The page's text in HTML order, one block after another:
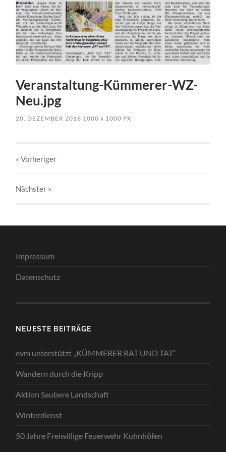
Veranstaltung-Kümmerer-WZ-
Neu.jpg
20. DEZEMBER 2016 1000x 1000 PX
« Vorheriger
Nächster »
Impressum
Datenschutz
NEUESTE BEITRÄGE
evm unterstützt „KÜMMERER RAT UND TAT“
Wandern durch die Kripp
Aktion Saubere Landschaft
Winterdienst
50 Jahre Freiwillige Feuerwehr Kuhnhöfen